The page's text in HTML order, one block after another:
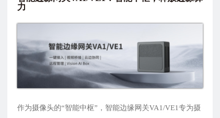
力
作为摄像头的“智能中枢”，智能边缘网关VA1/VE1专为摄